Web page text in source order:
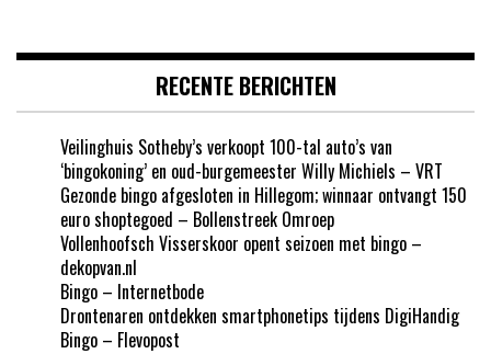
RECENTE BERICHTEN
Veilinghuis Sotheby’s verkoopt 100-tal auto’s van
‘bingokoning’ en oud-burgemeester Willy Michiels – VRT
Gezonde bingo afgesloten in Hillegom; winnaar ontvangt 150
euro shoptegoed – Bollenstreek Omroep
Vollenhoofsch Visserskoor opent seizoen met bingo –
dekopvan.nl
Bingo – Internetbode
Drontenaren ontdekken smartphonetips tijdens DigiHandig
Bingo – Flevopost